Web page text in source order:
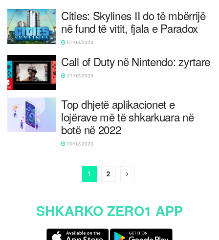
Cities: Skylines II do të mbërrijë
në fund të vitit, fjala e Paradox
07/03/2023
Call of Duty në Nintendo: zyrtare
21/02/2023
Top dhjetë aplikacionet e
lojërave më të shkarkuara në
botë në 2022
09/02/2023
1 2
SHKARKO ZERO1 APP